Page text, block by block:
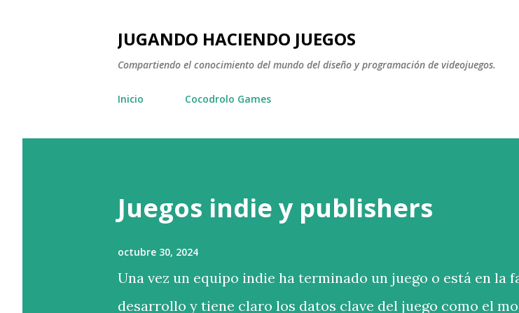
JUGANDO HACIENDO JUEGOS
Compartiendo el conocimiento del mundo del diseño y programación de videojuegos.
Inicio Cocodrolo Games
Juegos indie y publishers
octubre 30, 2024
Una vez un equipo indie ha terminado un juego o está en la
desarrollo y tiene claro los datos clave del juego como el